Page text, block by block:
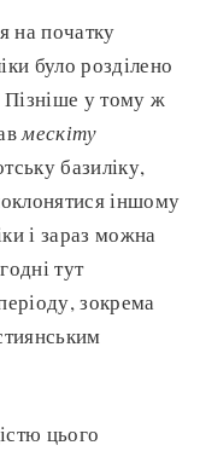
на початку
було розділено
у тому ж
мескіту
базиліку,
іншому
і зараз можна
тут
зокрема
цього